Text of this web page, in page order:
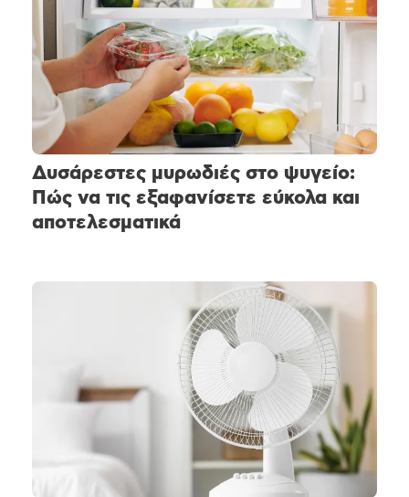
Δυσάρεστες μυρωδιές στο ψυγείο:
Πώς να τις εξαφανίσετε εύκολα και
αποτελεσματικά